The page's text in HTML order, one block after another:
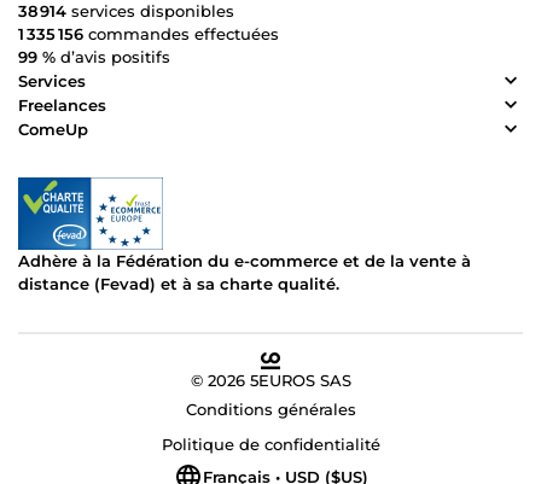
38 914 services disponibles
1 335 156 commandes effectuées
99 % d’avis positifs
Services
Freelances
ComeUp
Adhère à la Fédération du e-commerce et de la vente à
distance (Fevad) et à sa charte qualité.
© 2026 5EUROS SAS
Conditions générales
Politique de confidentialité
Français • USD ($US)